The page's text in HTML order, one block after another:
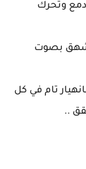
دمع وتحرك
بصوت
تام في كل
..